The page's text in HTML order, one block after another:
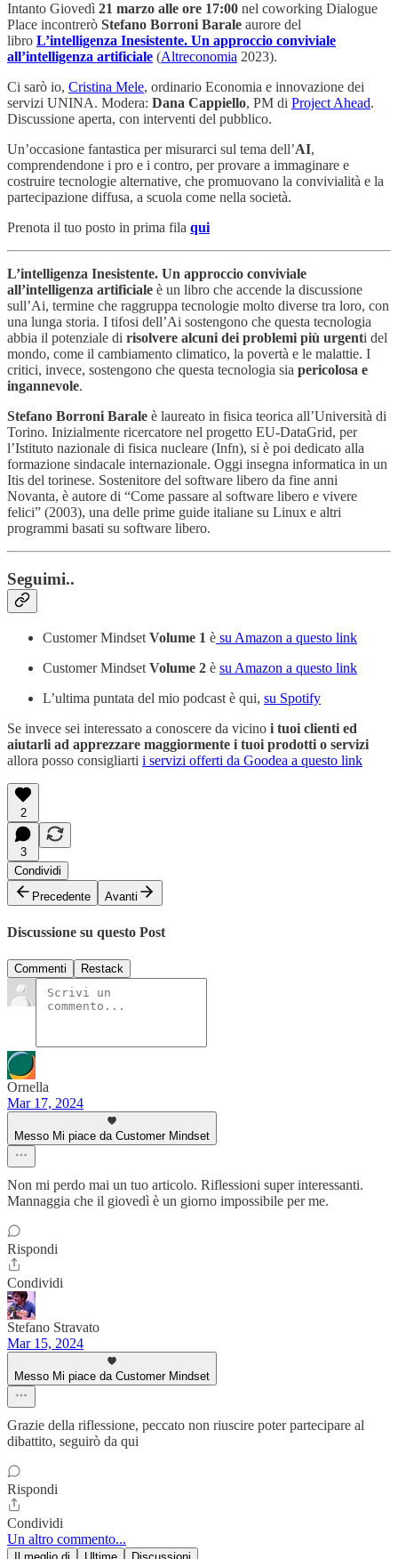
Intanto Giovedì 21 marzo alle ore 17:00 nel coworking Dialogue
Place incontrerò Stefano Borroni Barale aurore del
libro L’intelligenza Inesistente. Un approccio conviviale
all’intelligenza artificiale (Altreconomia 2023).
Ci sarò io, Cristina Mele, ordinario Economia e innovazione dei
servizi UNINA. Modera: Dana Cappiello, PM di Project Ahead.
Discussione aperta, con interventi del pubblico.
Un’occasione fantastica per misurarci sul tema dell’AI,
comprendendone i pro e i contro, per provare a immaginare e
costruire tecnologie alternative, che promuovano la convivialità e la
partecipazione diffusa, a scuola come nella società.
Prenota il tuo posto in prima fila qui
L’intelligenza Inesistente. Un approccio conviviale
all’intelligenza artificiale è un libro che accende la discussione
sull’Ai, termine che raggruppa tecnologie molto diverse tra loro, con
una lunga storia. I tifosi dell’Ai sostengono che questa tecnologia
abbia il potenziale di risolvere alcuni dei problemi più urgenti del
mondo, come il cambiamento climatico, la povertà e le malattie. I
critici, invece, sostengono che questa tecnologia sia pericolosa e
ingannevole.
Stefano Borroni Barale è laureato in fisica teorica all’Università di
Torino. Inizialmente ricercatore nel progetto EU-DataGrid, per
l’Istituto nazionale di fisica nucleare (Infn), si è poi dedicato alla
formazione sindacale internazionale. Oggi insegna informatica in un
Itis del torinese. Sostenitore del software libero da fine anni
Novanta, è autore di “Come passare al software libero e vivere
felici” (2003), una delle prime guide italiane su Linux e altri
programmi basati su software libero.
Seguimi..
Customer Mindset Volume 1 è su Amazon a questo link
Customer Mindset Volume 2 è su Amazon a questo link
L’ultima puntata del mio podcast è qui, su Spotify
Se invece sei interessato a conoscere da vicino i tuoi clienti ed
aiutarli ad apprezzare maggiormente i tuoi prodotti o servizi
allora posso consigliarti i servizi offerti da Goodea a questo link
2
3
Condividi
Precedente
Avanti
Discussione su questo Post
Commenti Restack
Ornella
Mar 17, 2024
Messo Mi piace da Customer Mindset
Non mi perdo mai un tuo articolo. Riflessioni super interessanti.
Mannaggia che il giovedì è un giorno impossibile per me.
Rispondi
Condividi
Stefano Stravato
Mar 15, 2024
Messo Mi piace da Customer Mindset
Grazie della riflessione, peccato non riuscire poter partecipare al
dibattito, seguirò da qui
Rispondi
Condividi
Un altro commento...